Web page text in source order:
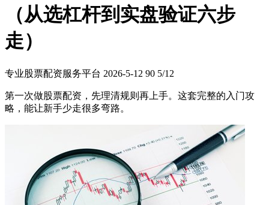
（从选杠杆到实盘验证六步
走）
专业股票配资服务平台 2026-5-12 90 5/12
第一次做股票配资，先理清规则再上手。这套完整的入门攻
略，能让新手少走很多弯路。